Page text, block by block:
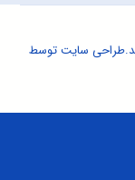
طراحی سایتتوسط